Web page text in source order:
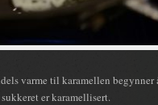
varme til karamellen
er karamellisert.